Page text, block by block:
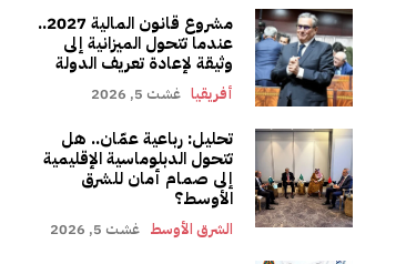
مشروع قانون المالية 2027..
عندما تتحول الميزانية إلى
وثيقة لإعادة تعريف الدولة
أفريقيا غشت 5, 2026
تحليل: رباعية عمّان.. هل
تتحول الدبلوماسية الإقليمية
إلى صمام أمان للشرق
الأوسط؟
الشرق الأوسط غشت 5, 2026